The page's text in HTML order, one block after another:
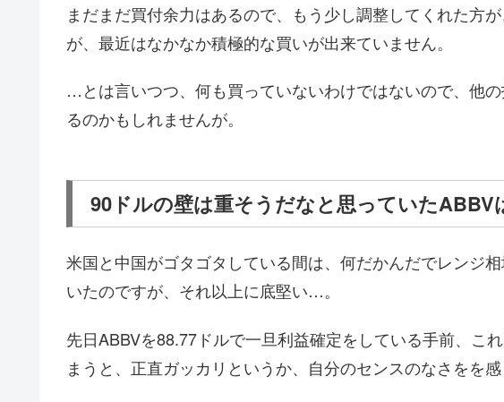
まだまだ買付余力はあるので、もう少し調整してくれた方
が、最近はなかなか積極的な買いが出来ていません。
…とは言いつつ、何も買っていないわけではないので、他
るのかもしれませんが。
90ドルの壁は重そうだなと思っていたABBV
米国と中国がゴタゴタしている間は、何だかんだでレンジ
いたのですが、それ以上に底堅い…。
先日ABBVを88.77ドルで一旦利益確定をしている手前、こ
まうと、正直ガッカリというか、自分のセンスのなさをを感